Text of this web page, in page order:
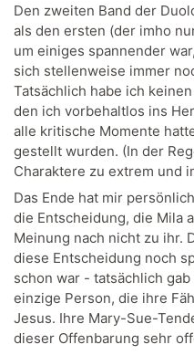
Den zweiten Band der
als den ersten (der imho
um einiges spannender
sich stellenweise immer
Tatsächlich habe ich
den ich vorbehaltlos ins
alle kritische Momente
gestellt wurden. (In der
Charaktere zu extrem und
Das Ende hat mir
die Entscheidung, die Mila
Meinung nach nicht zu ihr.
diese Entscheidung noch
schon war - tatsächlich
einzige Person, die ihre
Jesus. Ihre Mary-Sue-
dieser Offenbarung sehr